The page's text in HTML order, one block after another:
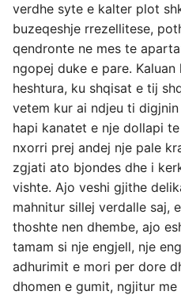
verdhe syte e kalter plot
buzeqeshje rrezellitese,
qendronte ne mes te
ngopej duke e pare.
heshtura, ku shqisat e tij
vetem kur ai ndjeu ti
hapi kanatet e nje dollapi
nxorri prej andej nje pale
zgjati ato bjondes dhe i
vishte. Ajo veshi gjithe
mahnitur sillej verdalle saj,
thoshte nen dhembe, ajo
tamam si nje engjell, nje
adhurimit e mori per dore
dhomen e gumit, ngjitur